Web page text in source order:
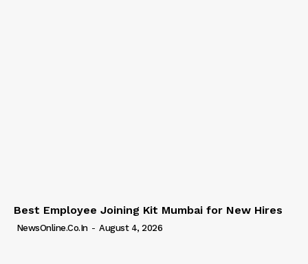
Best Employee Joining Kit Mumbai for New Hires
NewsOnline.co.in - August 4, 2026